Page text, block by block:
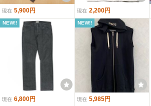
現在 5,900円 現在 2,200円
NEW!!
現在 6,800円
NEW!!
現在 5,985円